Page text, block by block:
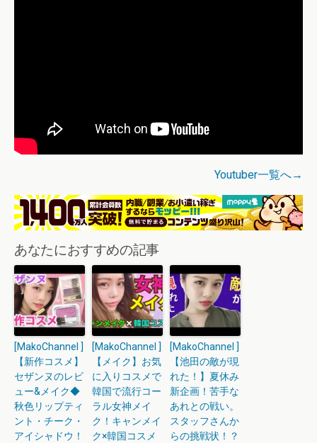
Youtuber一覧へ→
あなたにおすすめの記事
[MakoChannel ]
【新作コスメ】
セザンヌのレビ
ュー&メイク◆
秋色リップティ
ント・チーク・
アイシャドウ！
[MakoChannel ]
【メイク】お気
に入りコスメで
韓国で流行コー
ラル女神メイ
ク！キャンメイ
ク×韓国コスメ
[MakoChannel ]
【池田の敵が現
れた！】夏休み
新企画！苦手な
あれとの戦い。
スタッフさんか
らの挑戦状！？